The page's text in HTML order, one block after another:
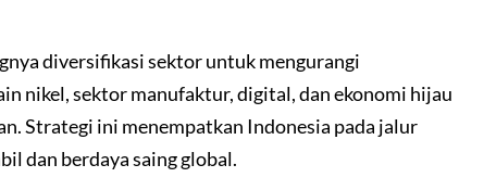
diversifikasi sektor untuk mengurangi
nikel, sektor manufaktur, digital, dan ekonomi hijau
Strategi ini menempatkan Indonesia pada jalur
dan berdaya saing global.